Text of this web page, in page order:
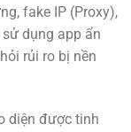
fake IP (Proxy),
dụng app ẩn
rủi ro bị nền
diện được tinh